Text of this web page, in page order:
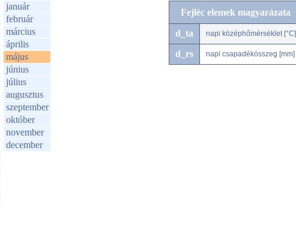
január
február
március
április
május
június
július
augusztus
szeptember
október
november
december
Fejléc elemek magyarázata
d_ta napi középhőmérséklet [°C]
d_rs napi csapadékösszeg [mm]